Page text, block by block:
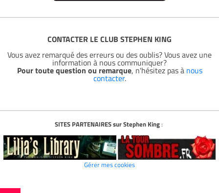
CONTACTER LE CLUB STEPHEN KING
Vous avez remarqué des erreurs ou des oublis? Vous avez une
information à nous communiquer?
Pour toute question ou remarque, n'hésitez pas à nous
contacter.
SITES PARTENAIRES sur Stephen King:
Gérer mes cookies